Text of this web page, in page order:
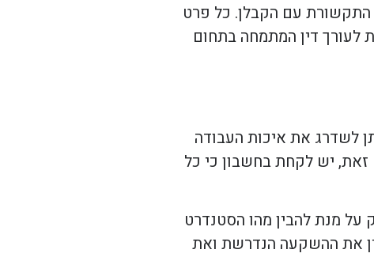
התקשורת עם הקבלן. כל פרט
לעורך דין המתמחה בתחום
לשדרג את איכות העבודה
זאת, יש לקחת בחשבון כי כל
על מנת להבין מהו הסטנדרט
את ההשקעה הנדרשת ואת